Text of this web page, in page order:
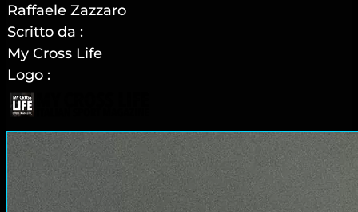
Raffaele Zazzaro
Scritto da :
My Cross Life
Logo :